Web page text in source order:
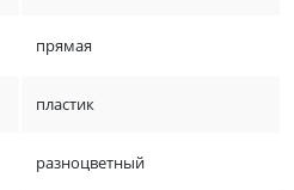
прямая
пластик
разноцветный